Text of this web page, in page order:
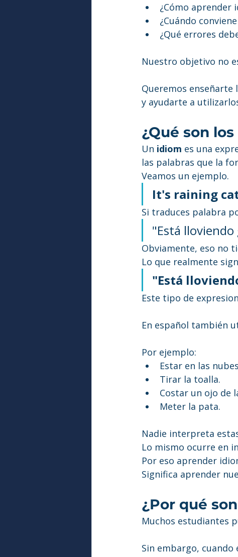
¿Cómo aprender
¿Cuándo
¿Qué errores
Nuestro objetivo no
Queremos enseñarte
y ayudarte a
¿Qué son
Un idiom es una
las palabras que la
Veamos un ejemplo.
It's raining
Si traduces palabra
"Está
Obviamente, eso no
Lo que realmente
"Está
Este tipo de
En español también
Por ejemplo:
Estar en las
Tirar la toalla.
Costar un ojo de
Meter la pata.
Nadie interpreta
Lo mismo ocurre en
Por eso aprender
Significa aprender
¿Por qué
Muchos estudiantes
Sin embargo,